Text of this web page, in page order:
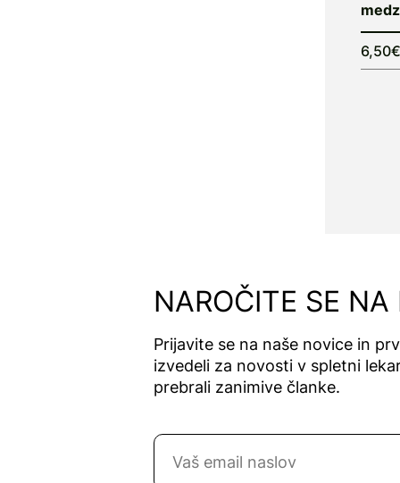
Biotop
Blend-a-
dent
Blepha Cura
Blue Cap
Bluem
6,50€
NAROČITE SE NA
Prijavite se na naše novice in
izvedeli za novosti v spletni
prebrali zanimive članke.
Naročite se na novice